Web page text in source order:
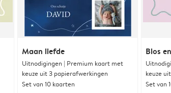
Maan liefde
Uitnodigingen | Premium kaart met
keuze uit 3 papierafwerkingen
Set van 10 kaarten
Blos
keuze
Set van